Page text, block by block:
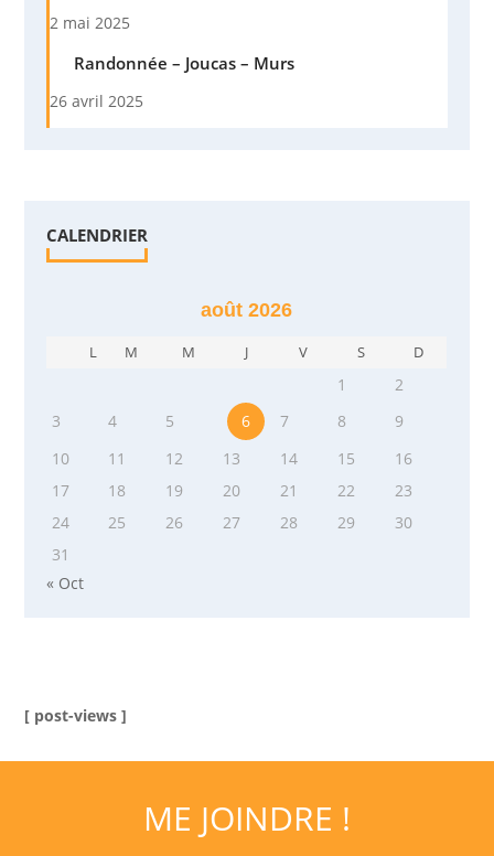
2 mai 2025
Randonnée – Joucas – Murs
26 avril 2025
CALENDRIER
août 2026
L M M J V S D
1
2
3
4 5 6 7 8
9
10
11 12 13 14 15
16
17
18 19 20 21 22
23
24
25 26 27 28 29
30
31
« Oct
[ post-views ]
ME JOINDRE !